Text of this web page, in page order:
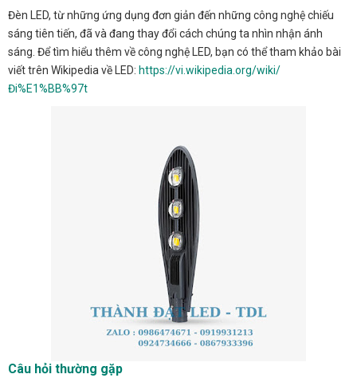
Đèn LED, từ những ứng dụng đơn giản đến những công nghệ chiếu
sáng tiên tiến, đã và đang thay đổi cách chúng ta nhìn nhận ánh
sáng. Để tìm hiểu thêm về công nghệ LED, bạn có thể tham khảo bài
viết trên Wikipedia về LED: https://vi.wikipedia.org/wiki/
Đi%E1%BB%97t
Câu hỏi thường gặp